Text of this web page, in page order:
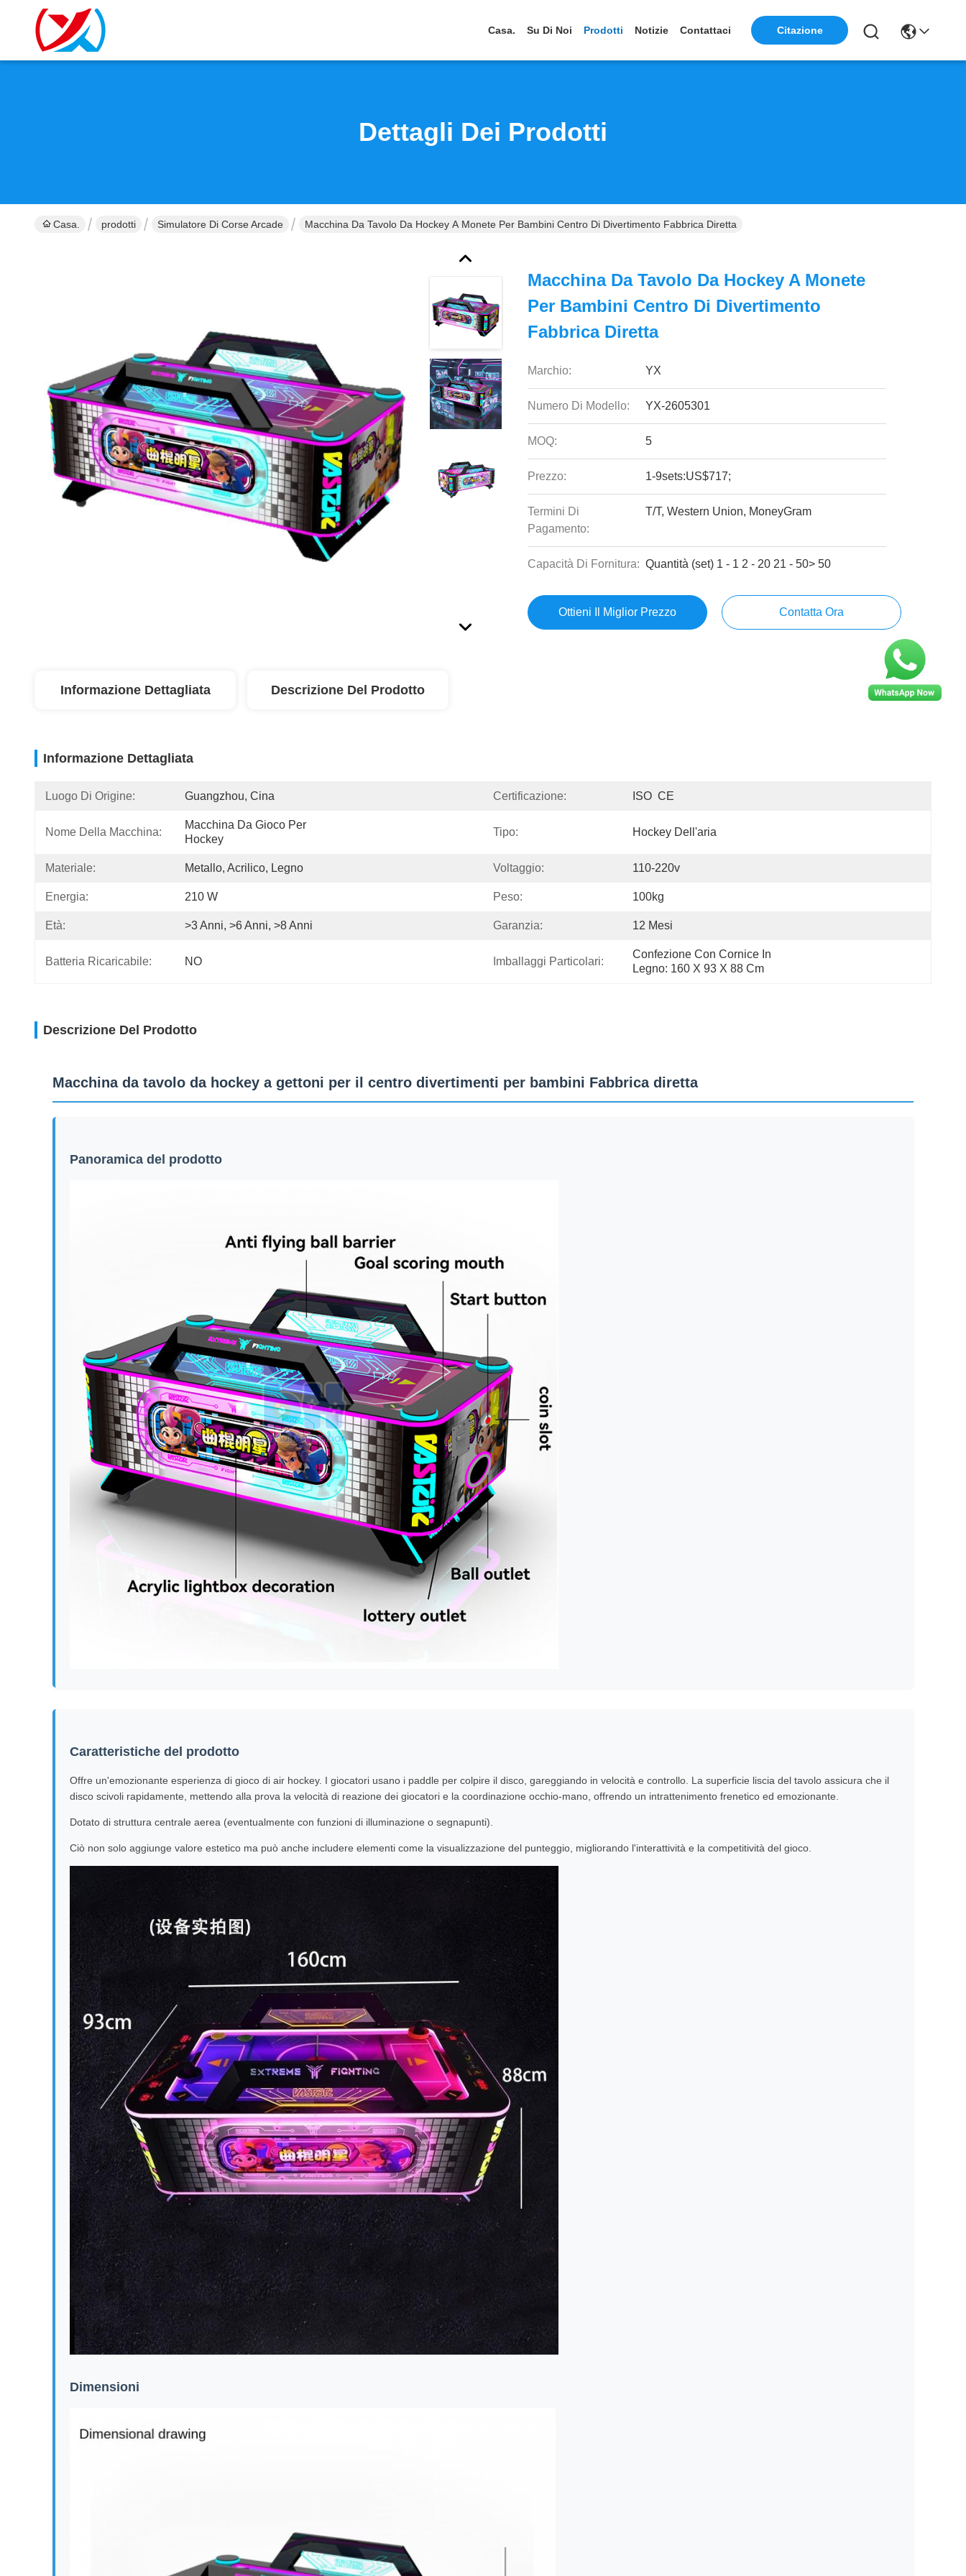
Casa. Su Di Noi Prodotti Notizie Contattaci Citazione
Dettagli Dei Prodotti
Casa. prodotti Simulatore Di Corse Arcade Macchina Da Tavolo Da Hockey A Monete Per Bambini Centro Di Divertimento Fabbrica Diretta
Macchina Da Tavolo Da Hockey A Monete
Per Bambini Centro Di Divertimento
Fabbrica Diretta
Marchio: YX
Numero Di Modello: YX-2605301
MOQ: 5
Prezzo: 1-9sets:US$717;
Termini Di
Pagamento:
T/T, Western Union, MoneyGram
Capacità Di Fornitura: Quantità (set) 1 - 1 2 - 20 21 - 50> 50
Ottieni Il Miglior Prezzo Contatta Ora
Informazione Dettagliata Descrizione Del Prodotto
Informazione Dettagliata
Luogo Di Origine: Guangzhou, Cina Certificazione: ISO  CE
Nome Della Macchina:
Macchina Da Gioco Per
Hockey
Tipo: Hockey Dell'aria
Materiale: Metallo, Acrilico, Legno Voltaggio: 110-220v
Energia: 210 W Peso: 100kg
Età: >3 Anni, >6 Anni, >8 Anni Garanzia: 12 Mesi
Batteria Ricaricabile: NO Imballaggi Particolari:
Confezione Con Cornice In
Legno: 160 X 93 X 88 Cm
Descrizione Del Prodotto
Macchina da tavolo da hockey a gettoni per il centro divertimenti per bambini Fabbrica diretta
Panoramica del prodotto
Caratteristiche del prodotto
Offre un'emozionante esperienza di gioco di air hockey. I giocatori usano i paddle per colpire il disco, gareggiando in velocità e controllo. La superficie liscia del tavolo assicura che il
disco scivoli rapidamente, mettendo alla prova la velocità di reazione dei giocatori e la coordinazione occhio-mano, offrendo un intrattenimento frenetico ed emozionante.
Dotato di struttura centrale aerea (eventualmente con funzioni di illuminazione o segnapunti).
Ciò non solo aggiunge valore estetico ma può anche includere elementi come la visualizzazione del punteggio, migliorando l'interattività e la competitività del gioco.
Dimensioni